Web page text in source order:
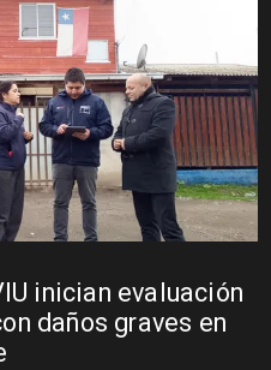
inician evaluación
daños graves en